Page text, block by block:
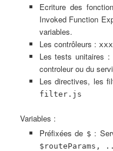
Ecriture des
Invoked Function
variables.
Les contrôleurs :
Les tests unitaires :
controleur ou du
Les directives, les
filter.js
Variables :
Préfixées de $ :
$routeParams,